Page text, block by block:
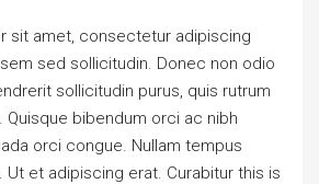
sit amet, consectetur adipiscing
sed sollicitudin. Donec non odio
sollicitudin purus, quis rutrum
Quisque bibendum orci ac nibh
orci congue. Nullam tempus
Ut et adipiscing erat. Curabitur this is